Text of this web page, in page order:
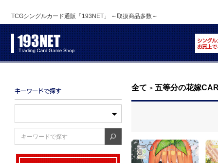
TCGシングルカード通販「193NET」 ～取扱商品多数～
全て > 五等分の花嫁